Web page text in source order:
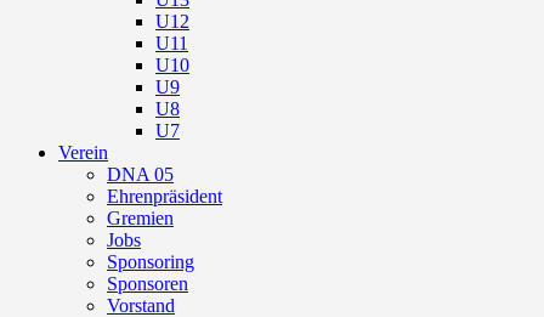
U12
U11
U10
U9
U8
U7
Verein
DNA 05
Ehrenpräsident
Gremien
Jobs
Sponsoring
Sponsoren
Vorstand